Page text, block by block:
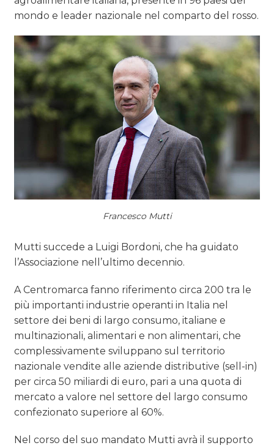
mondo e leader nazionale nel comparto del rosso.
Francesco Mutti
Mutti succede a Luigi Bordoni, che ha guidato
l’Associazione nell’ultimo decennio.
A Centromarca fanno riferimento circa 200 tra le
più importanti industrie operanti in Italia nel
settore dei beni di largo consumo, italiane e
multinazionali, alimentari e non alimentari, che
complessivamente sviluppano sul territorio
nazionale vendite alle aziende distributive (sell-in)
per circa 50 miliardi di euro, pari a una quota di
mercato a valore nel settore del largo consumo
confezionato superiore al 60%.
Nel corso del suo mandato Mutti avrà il supporto